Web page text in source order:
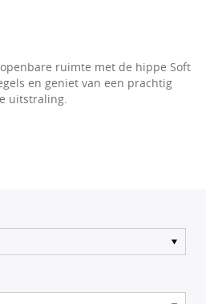
ruimte met de hippe Soft
en geniet van een prachtig
uitstraling.